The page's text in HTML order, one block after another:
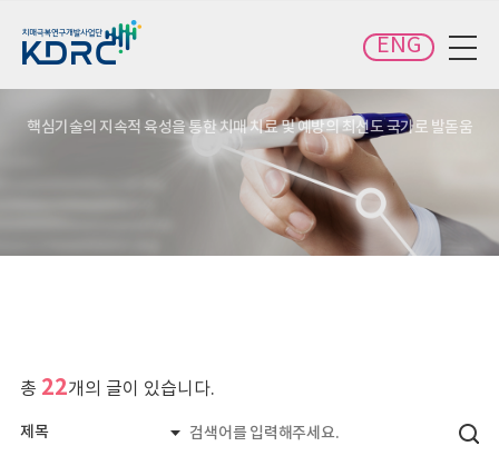
ENG
핵심기술의 지속적 육성을 통한 치매 치료 및 예방의 최선도 국가로 발돋움
총 22개의 글이 있습니다.